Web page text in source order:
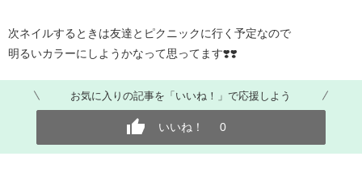
次ネイルするときは友達とピクニックに行く予定なので
明るいカラーにしようかなって思ってます❣️❣️
お気に入りの記事を「いいね！」で応援しよう
いいね！ 0